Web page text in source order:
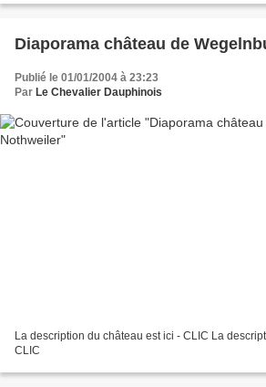
Diaporama château de
Publié le 01/01/2004 à 23:23
Par Le Chevalier Dauphinois
La description du château est ici - CLIC La
CLIC